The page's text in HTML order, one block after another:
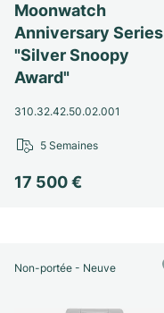
Moonwatch
Anniversary Series
"Silver Snoopy
Award"
310.32.42.50.02.001
17 500 €
5 Semaines
Non-portée - Neuve